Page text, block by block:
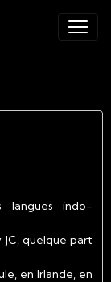
langues indo-
JC, quelque part
en Irlande, en